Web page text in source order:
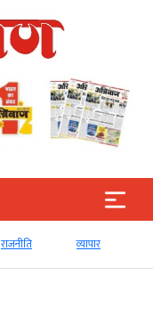
राजनीति व्‍यापार